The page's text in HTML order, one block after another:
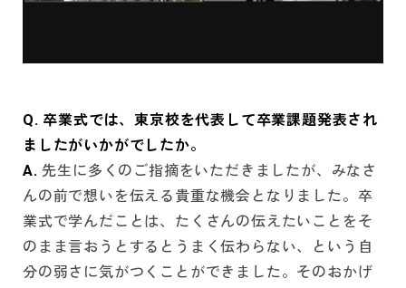
Q. 卒業式では、東京校を代表して卒業課題発表され
ましたがいかがでしたか。
A. 先生に多くのご指摘をいただきましたが、みなさ
んの前で想いを伝える貴重な機会となりました。卒
業式で学んだことは、たくさんの伝えたいことをそ
のまま言おうとするとうまく伝わらない、という自
分の弱さに気がつくことができました。そのおかげ